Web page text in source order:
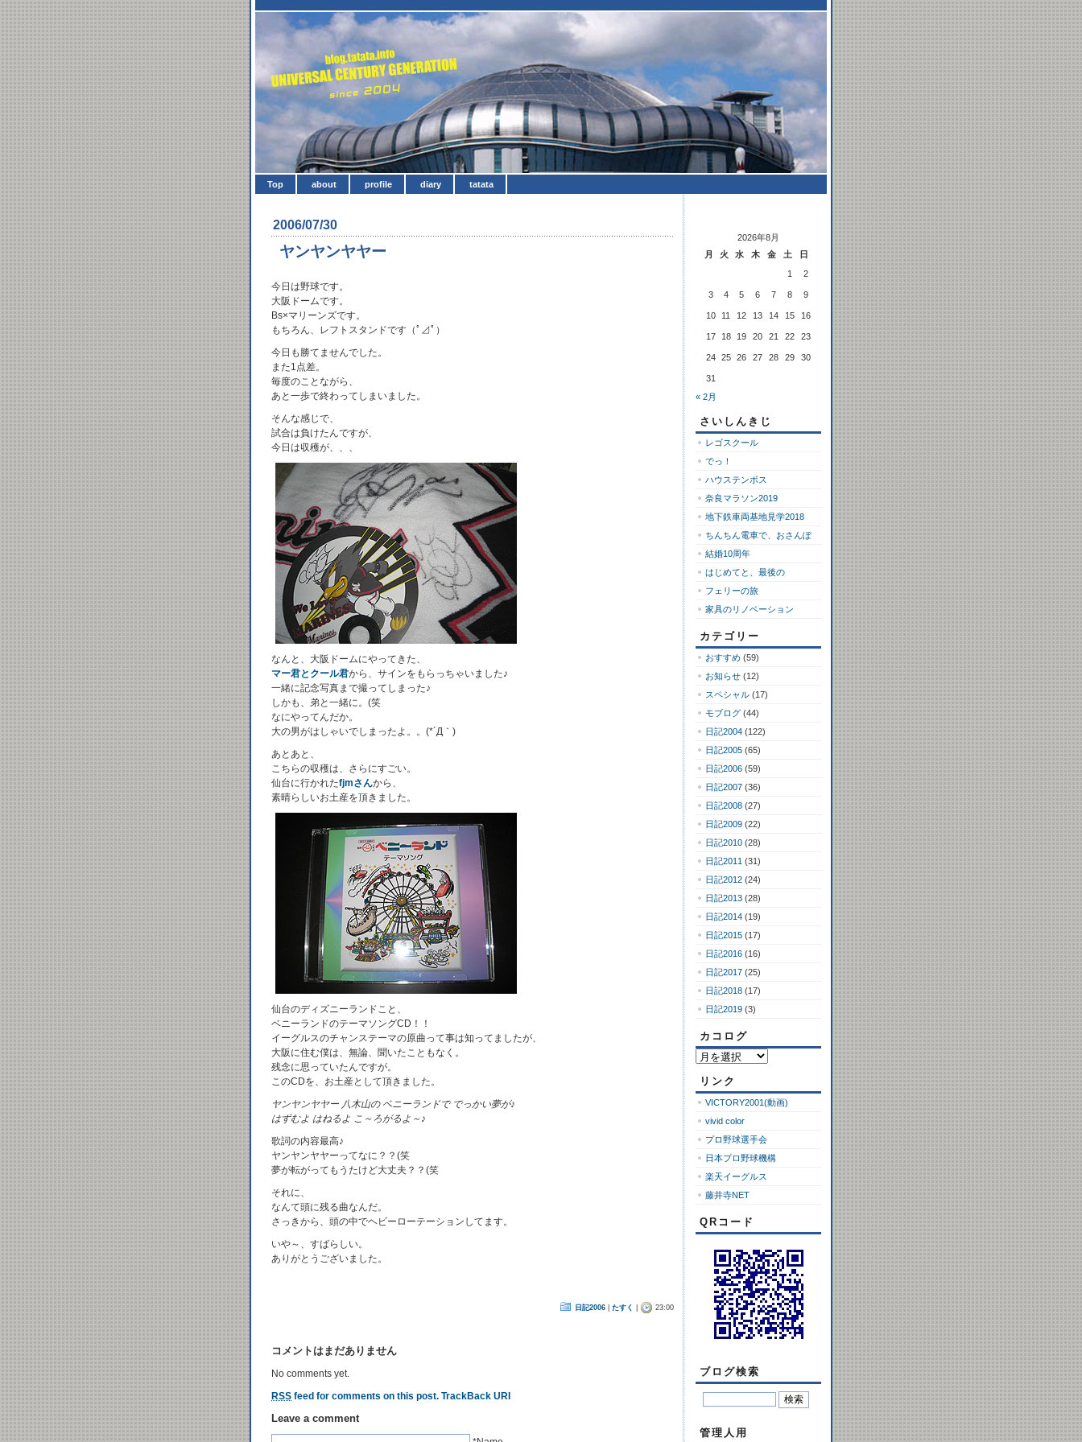
Top about profile diary tatata
2006/07/30
ヤンヤンヤヤー
今日は野球です。
大阪ドームです。
Bs×マリーンズです。
もちろん、レフトスタンドです（ﾟ⊿ﾟ）
今日も勝てませんでした。
また1点差。
毎度のことながら、
あと一歩で終わってしまいました。
そんな感じで、
試合は負けたんですが、
今日は収穫が、、、
なんと、大阪ドームにやってきた、
マー君とクール君から、サインをもらっちゃいました♪
一緒に記念写真まで撮ってしまった♪
しかも、弟と一緒に。(笑
なにやってんだか。
大の男がはしゃいでしまったよ。。(*´Д｀)
あとあと、
こちらの収穫は、さらにすごい。
仙台に行かれたfjmさんから、
素晴らしいお土産を頂きました。
仙台のディズニーランドこと、
ベニーランドのテーマソングCD！！
イーグルスのチャンステーマの原曲って事は知ってましたが、
大阪に住む僕は、無論、聞いたこともなく。
残念に思っていたんですが。
このCDを、お土産として頂きました。
ヤンヤンヤヤー 八木山の ベニーランドで でっかい夢が♪
はずむよ はねるよ こ～ろがるよ～♪
歌詞の内容最高♪
ヤンヤンヤヤーってなに？？(笑
夢が転がってもうたけど大丈夫？？(笑
それに、
なんて頭に残る曲なんだ。
さっきから、頭の中でヘビーローテーションしてます。
いや～、すばらしい。
ありがとうございました。
日記2006 たすく 23:00
コメントはまだありません
No comments yet.
RSS feed for comments on this post. TrackBack URI
Leave a comment
2026年8月
月
火 水 木 金 土
日
1
2
3 4 5 6 7 8 9
10 11 12 13 14 15 16
17 18 19 20 21 22 23
24 25 26 27 28 29 30
31
« 2月
さいしんきじ
レゴスクール
でっ！
ハウステンボス
奈良マラソン2019
地下鉄車両基地見学2018
ちんちん電車で、おさんぽ
結婚10周年
はじめてと、最後の
フェリーの旅
家具のリノベーション
カテゴリー
おすすめ (59)
お知らせ (12)
スペシャル (17)
モブログ (44)
日記2004 (122)
日記2005 (65)
日記2006 (59)
日記2007 (36)
日記2008 (27)
日記2009 (22)
日記2010 (28)
日記2011 (31)
日記2012 (24)
日記2013 (28)
日記2014 (19)
日記2015 (17)
日記2016 (16)
日記2017 (25)
日記2018 (17)
日記2019 (3)
カコログ
カ
ロリンク
VICTORY2001(動画)
vivid color
プロ野球選手会
日本プロ野球機構
楽天イーグルス
藤井寺NET
QRコード
ブログ検索
管理人用